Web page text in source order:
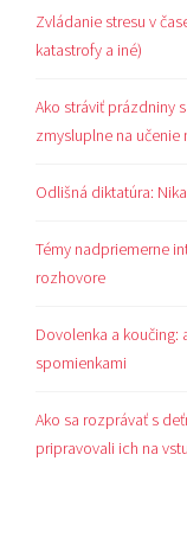
Zvládanie stresu v
katastrofy a iné)
Ako stráviť prázdniny
zmysluplne na učenie
Odlišná diktatúra:
Témy nadpriemerne
rozhovore
Dovolenka a
spomienkami
Ako sa rozprávať s
pripravovali ich na